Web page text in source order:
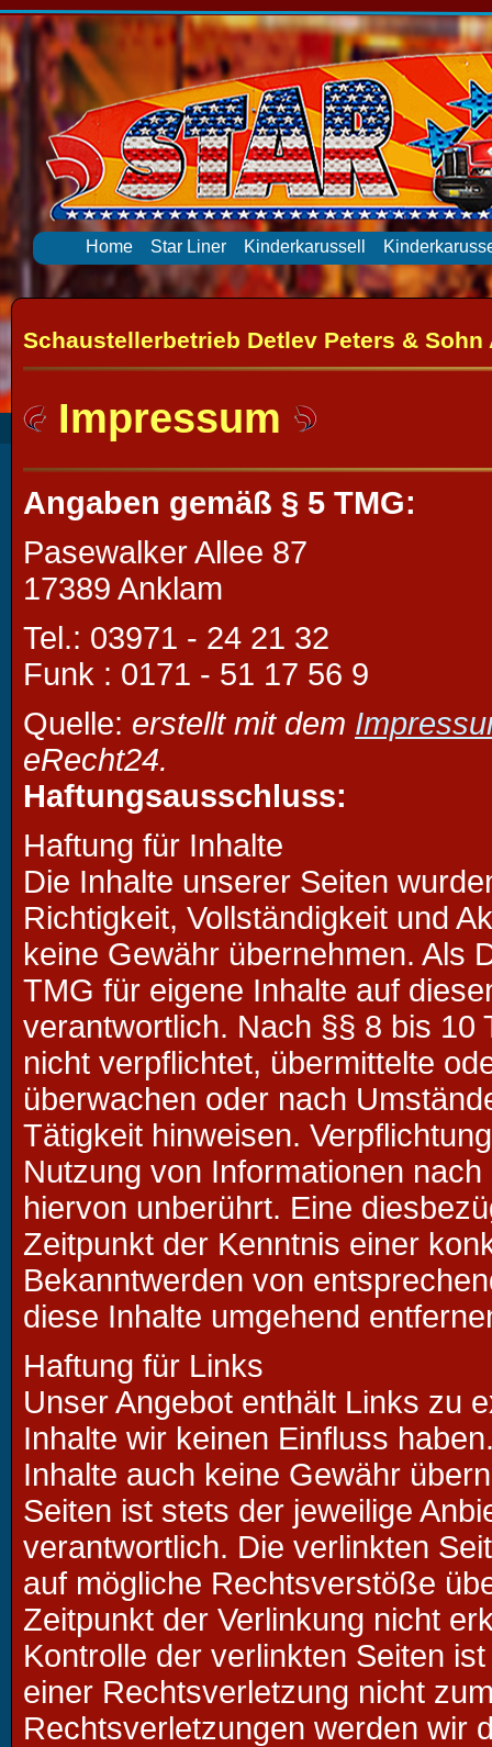
Home Star Liner Kinderkarussell
Schaustellerbetrieb Detlev Peters & Sohn
Impressum
Angaben gemäß § 5 TMG:
Pasewalker Allee 87
17389 Anklam
Tel.: 03971 - 24 21 32
Funk : 0171 - 51 17 56 9
Quelle: erstellt mit dem
eRecht24.
Haftungsausschluss:
Haftung für Inhalte
Die Inhalte unserer Seiten
Richtigkeit, Vollständigkeit und
keine Gewähr übernehmen. Als
TMG für eigene Inhalte auf
verantwortlich. Nach §§ 8 bis 10
nicht verpflichtet, übermittelte
überwachen oder nach
Tätigkeit hinweisen.
Nutzung von Informationen
hiervon unberührt. Eine
Zeitpunkt der Kenntnis einer
Bekanntwerden von
diese Inhalte umgehend
Haftung für Links
Unser Angebot enthält Links zu
Inhalte wir keinen Einfluss
Inhalte auch keine Gewähr
Seiten ist stets der jeweilige
verantwortlich. Die verlinkten
auf mögliche Rechtsverstöße
Zeitpunkt der Verlinkung nicht
Kontrolle der verlinkten Seiten
einer Rechtsverletzung nicht
Rechtsverletzungen werden wir